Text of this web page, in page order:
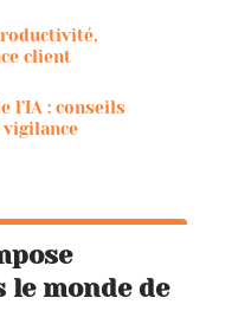
client
l’IA : conseils
le monde de